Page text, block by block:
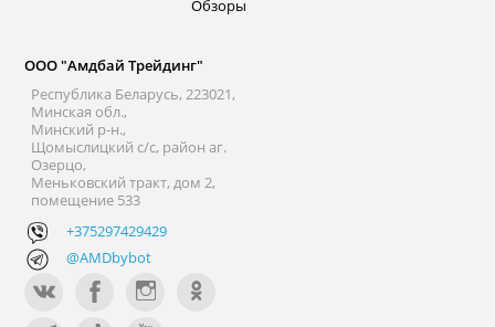
Обзоры
ООО "Амдбай Трейдинг"
Республика Беларусь, 223021,
Минская обл.,
Минский р-н.,
Щомыслицкий с/с, район аг.
Озерцо,
Меньковский тракт, дом 2,
помещение 533
+375297429429
@AMDbybot